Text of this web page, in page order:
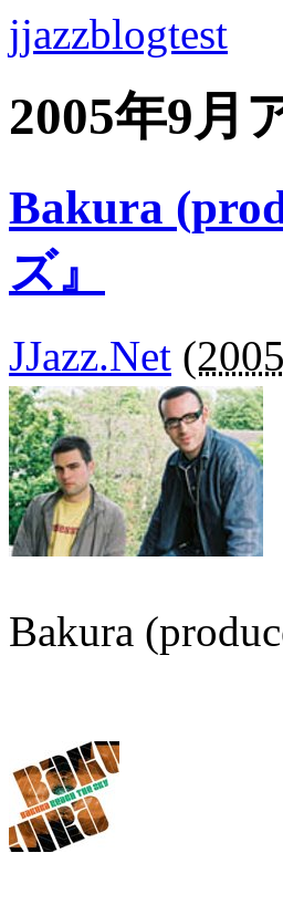
jjazzblogtest
2005年9月
Bakura
ズ』
JJazz.Net (
Bakura